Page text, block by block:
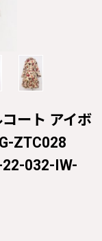
ート アイボ
ZTC028
032-IW-